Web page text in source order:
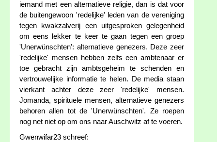
iemand met een alternatieve religie, dan is dat voor
de buitengewoon 'redelijke' leden van de vereniging
tegen kwakzalverij een uitgesproken gelegenheid
om eens lekker te keer te gaan tegen een groep
'Unerwünschten': alternatieve genezers. Deze zeer
'redelijke' mensen hebben zelfs een ambtenaar er
toe gebracht zijn ambtsgeheim te schenden en
vertrouwelijke informatie te helen. De media staan
vierkant achter deze zeer 'redelijke' mensen.
Jomanda, spirituele mensen, alternatieve genezers
behoren allen tot de 'Unerwünschten'. Ze roepen
nog net niet op om ons naar Auschwitz af te voeren.
Gwenwifar23 schreef: